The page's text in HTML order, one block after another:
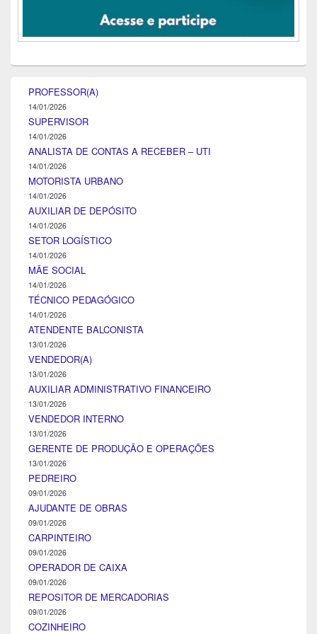
PROFESSOR(A)
14/01/2026
SUPERVISOR
14/01/2026
ANALISTA DE CONTAS A RECEBER – UTI
14/01/2026
MOTORISTA URBANO
14/01/2026
AUXILIAR DE DEPÓSITO
14/01/2026
SETOR LOGÍSTICO
14/01/2026
MÃE SOCIAL
14/01/2026
TÉCNICO PEDAGÓGICO
14/01/2026
ATENDENTE BALCONISTA
13/01/2026
VENDEDOR(A)
13/01/2026
AUXILIAR ADMINISTRATIVO FINANCEIRO
13/01/2026
VENDEDOR INTERNO
13/01/2026
GERENTE DE PRODUÇÃO E OPERAÇÕES
13/01/2026
PEDREIRO
09/01/2026
AJUDANTE DE OBRAS
09/01/2026
CARPINTEIRO
09/01/2026
OPERADOR DE CAIXA
09/01/2026
REPOSITOR DE MERCADORIAS
09/01/2026
COZINHEIRO